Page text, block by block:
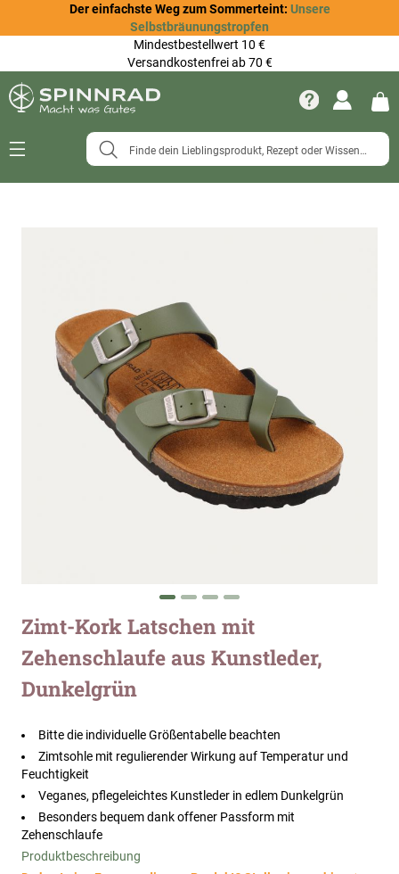
Der einfachste Weg zum Sommerteint: Unsere
Selbstbräunungstropfen
Mindestbestellwert 10 €
Versandkostenfrei ab 70 €
Navigation
Zum
Anfang
der
springen
Zimt-Kork Latschen mit
Zehenschlaufe aus Kunstleder,
Dunkelgrün
Bitte die individuelle Größentabelle beachten
Zimtsohle mit regulierender Wirkung auf Temperatur und
Feuchtigkeit
Veganes, pflegeleichtes Kunstleder in edlem Dunkelgrün
Besonders bequem dank offener Passform mit
Zehenschlaufe
Produktbeschreibung